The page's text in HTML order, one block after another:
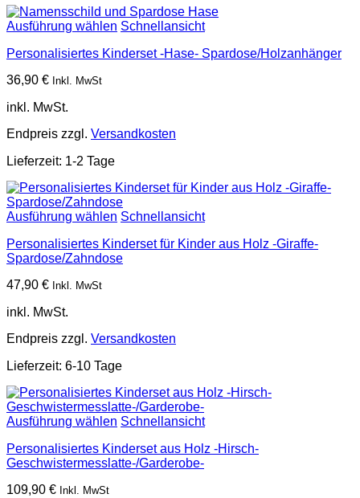
Ausführung wählen Schnellansicht
Personalisiertes Kinderset -Hase- Spardose/Holzanhänger
36,90 € Inkl. MwSt
inkl. MwSt.
Endpreis zzgl. Versandkosten
Lieferzeit: 1-2 Tage
Ausführung wählen Schnellansicht
Personalisiertes Kinderset für Kinder aus Holz -Giraffe-
Spardose/Zahndose
47,90 € Inkl. MwSt
inkl. MwSt.
Endpreis zzgl. Versandkosten
Lieferzeit: 6-10 Tage
Ausführung wählen Schnellansicht
Personalisiertes Kinderset aus Holz -Hirsch-
Geschwistermesslatte-/Garderobe-
109,90 € Inkl. MwSt